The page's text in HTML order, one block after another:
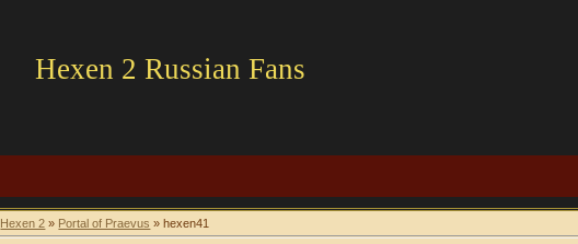
Hexen 2 Russian Fans
Hexen 2 » Portal of Praevus » hexen41